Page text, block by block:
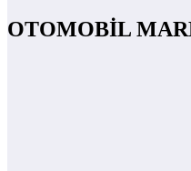
OTOMOBİL